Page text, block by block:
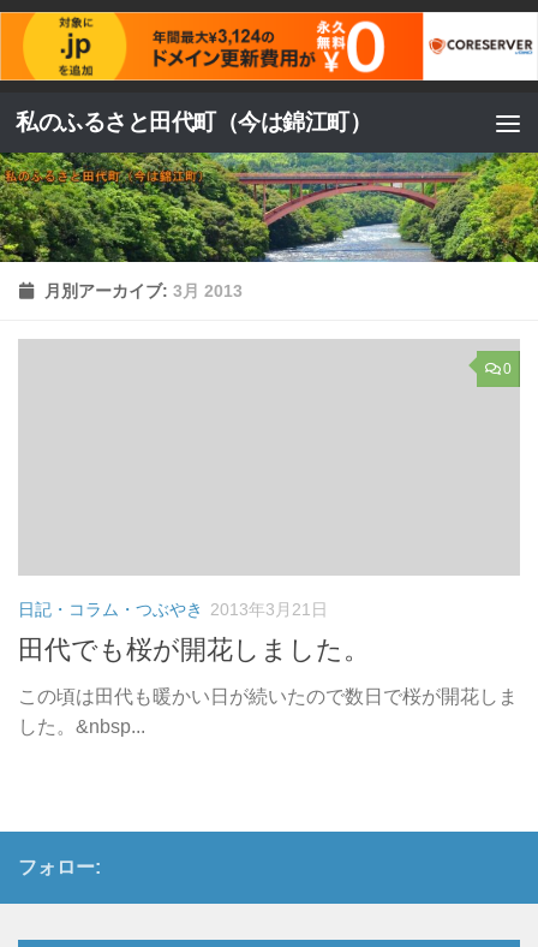
コンテンツへスキップ
私のふるさと田代町（今は錦江町）
月別アーカイブ: 3月 2013
0
日記・コラム・つぶやき 2013年3月21日
田代でも桜が開花しました。
この頃は田代も暖かい日が続いたので数日で桜が開花しま
した。&nbsp...
フォロー: